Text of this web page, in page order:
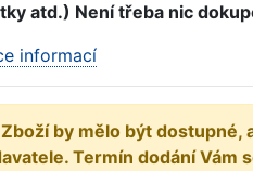
atd.) Není třeba nic
informací
Zboží by mělo být dostupné,
Termín dodání Vám